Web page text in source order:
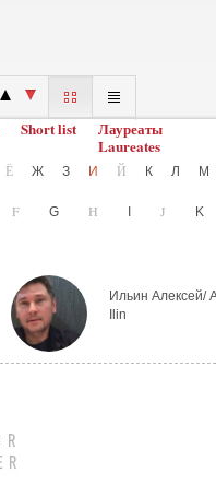
Short list
Лауреаты
Laureates
Ё Ж З И Й К Л М
F G H J K
Ильин Алексей/
Ilin